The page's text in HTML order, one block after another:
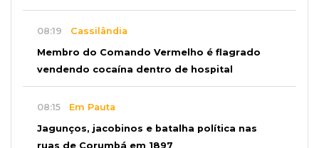
08:19 Cassilândia
Membro do Comando Vermelho é flagrado
vendendo cocaína dentro de hospital
08:15 Em Pauta
Jagunços, jacobinos e batalha política nas
ruas de Corumbá em 1897